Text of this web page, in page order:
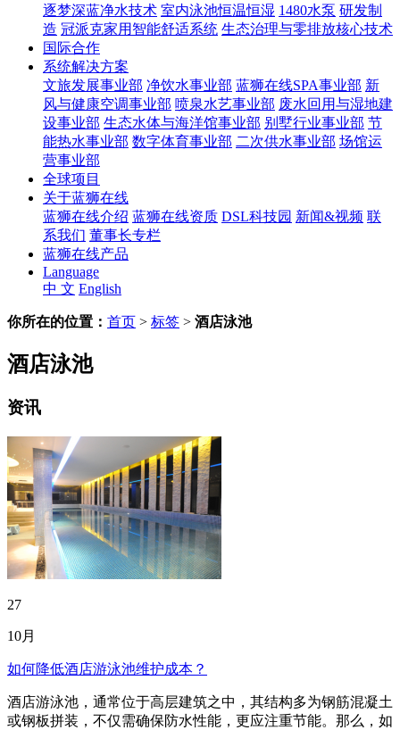
逐梦深蓝净水技术 室内泳池恒温恒湿 1480水泵 研发制
造 冠派克家用智能舒适系统 生态治理与零排放核心技术
国际合作
系统解决方案
文旅发展事业部 净饮水事业部 蓝狮在线SPA事业部 新
风与健康空调事业部 喷泉水艺事业部 废水回用与湿地建
设事业部 生态水体与海洋馆事业部 别墅行业事业部 节
能热水事业部 数字体育事业部 二次供水事业部 场馆运
营事业部
全球项目
关于蓝狮在线
蓝狮在线介绍 蓝狮在线资质 DSL科技园 新闻&视频 联
系我们 董事长专栏
蓝狮在线产品
Language
中 文 English
你所在的位置： 首页 > 标签 > 酒店泳池
酒店泳池
资讯
27
10月
如何降低酒店游泳池维护成本？
酒店游泳池，通常位于高层建筑之中，其结构多为钢筋混凝土
或钢板拼装，不仅需确保防水性能，更应注重节能。那么，如